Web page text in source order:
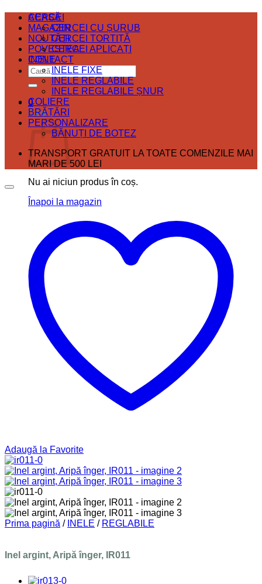
ACASĂ
MAGAZIN
NOUTĂȚI
POVESTEA
CONTACT
Caută
după:
0
Coș
Nu ai niciun produs în coș.
Înapoi la magazin
CERCEI
CERCEI CU ȘURUB
CERCEI TORTIȚĂ
CERCEI APLICAȚI
INELE
INELE FIXE
INELE REGLABILE
INELE REGLABILE ȘNUR
COLIERE
BRĂȚĂRI
PERSONALIZARE
BĂNUȚI DE BOTEZ
TRANSPORT GRATUIT LA TOATE COMENZILE MAI
MARI DE 500 LEI
Adaugă la Favorite
Prima pagină / INELE / REGLABILE
Inel argint, Aripă înger, IR011